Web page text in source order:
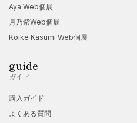
Aya Web個展
月乃紫Web個展
Koike Kasumi Web個展
guide
ガイド
購入ガイド
よくある質問